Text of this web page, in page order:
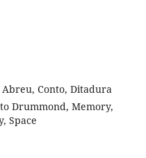
Abreu, Conto, Ditadura
Drummond, Memory,
Space